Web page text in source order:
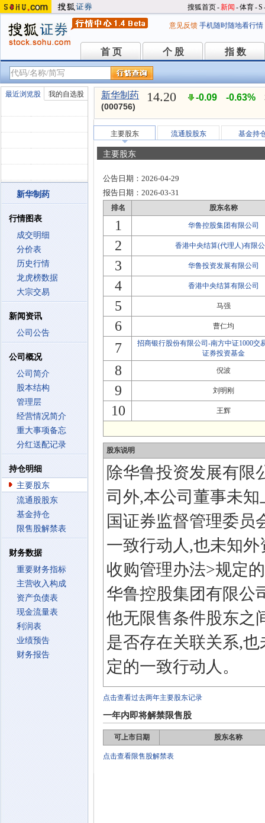
搜狐首页-新闻 -体育-S
意见反馈 手机随时随地看行情
首 页
首 页 个 股
个 股 指 数
指 数
最近浏览股 我的自选股
新华制药
行情图表
成交明细
分价表
历史行情
龙虎榜数据
大宗交易
新闻资讯
公司公告
公司概况
公司简介
股本结构
管理层
经营情况简介
重大事项备忘
分红送配记录
持仓明细
主要股东
流通股股东
基金持仓
限售股解禁表
财务数据
重要财务指标
主营收入构成
资产负债表
现金流量表
利润表
业绩预告
财务报告
新华制药
(000756)
14.20 -0.09 -0.63%
主要股东 流通股股东 基金持
主要股东
公告日期： 2026-04-29
报告日期： 2026-03-31
排名 股东名称
1 华鲁控股集团有限公司
2 香港中央结算(代理人)有限
3 华鲁投资发展有限公司
4 香港中央结算有限公司
5 马强
6 曹仁均
7
招商银行股份有限公司-南方中证1000交
证券投资基金
8 倪波
9 刘明刚
10 王辉
股东说明
除华鲁投资发展有限
司外,本公司董事未
国证券监督管理委员
一致行动人,也未知
收购管理办法>规定
华鲁控股集团有限公
他无限售条件股东之
是否存在关联关系,
定的一致行动人。
点击查看过去两年主要股东记录
一年内即将解禁限售股
可上市日期 股东名称
点击查看限售股解禁表